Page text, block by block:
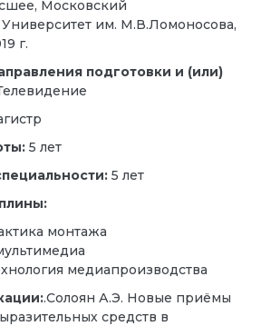
Московский
Университет им. М.В.Ломоносова,
г.
подготовки и (или)
5 лет
5 лет
монтажа
медиапроизводства
.Солоян А.Э. Новые приёмы
средств в